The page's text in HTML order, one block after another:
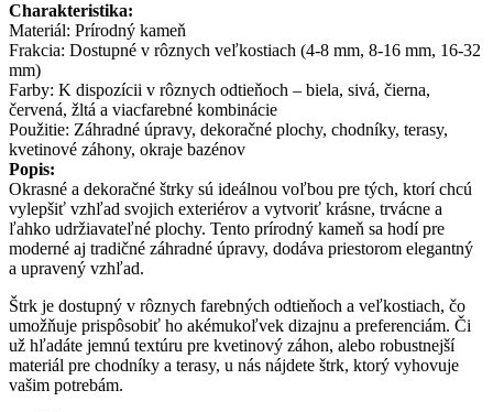
Charakteristika:
Materiál: Prírodný kameň
Frakcia: Dostupné v rôznych veľkostiach (4-8 mm, 8-16 mm, 16-32
mm)
Farby: K dispozícii v rôznych odtieňoch – biela, sivá, čierna,
červená, žltá a viacfarebné kombinácie
Použitie: Záhradné úpravy, dekoračné plochy, chodníky, terasy,
kvetinové záhony, okraje bazénov
Popis:
Okrasné a dekoračné štrky sú ideálnou voľbou pre tých, ktorí chcú
vylepšiť vzhľad svojich exteriérov a vytvoriť krásne, trvácne a
ľahko udržiavateľné plochy. Tento prírodný kameň sa hodí pre
moderné aj tradičné záhradné úpravy, dodáva priestorom elegantný
a upravený vzhľad.
Štrk je dostupný v rôznych farebných odtieňoch a veľkostiach, čo
umožňuje prispôsobiť ho akémukoľvek dizajnu a preferenciám. Či
už hľadáte jemnú textúru pre kvetinový záhon, alebo robustnejší
materiál pre chodníky a terasy, u nás nájdete štrk, ktorý vyhovuje
vašim potrebám.